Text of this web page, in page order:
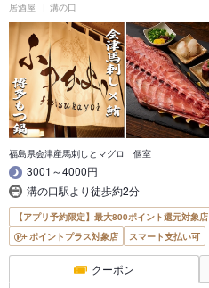
居酒屋 溝の口
福島県会津産馬刺しとマグロ 個室
3001～4000円
溝の口駅より徒歩約2分
【アプリ予約限定】最大800ポイント還元対象店
ポイントプラス対象店
スマート支払い可
クーポン